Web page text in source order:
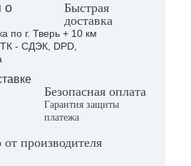
Быстрая
доставка
по г. Тверь + 10 км
- СДЭК, DPD,
Безопасная оплата
Гарантия защиты
платежа
от производителя